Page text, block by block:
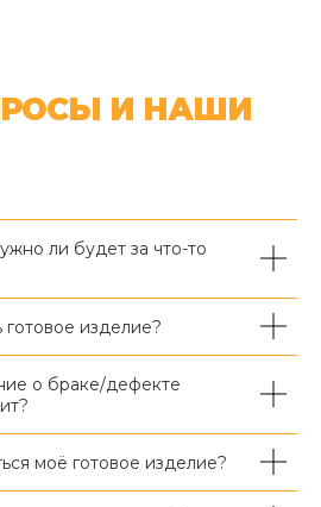
И НАШИ
ли будет за что-то
готовое изделие?
о браке/дефекте
моё готовое изделие?